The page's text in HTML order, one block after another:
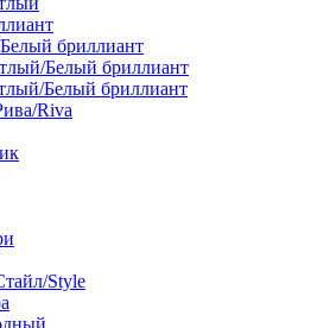
бриллиант
Белый бриллиант
Белый бриллиант
Riva
Style